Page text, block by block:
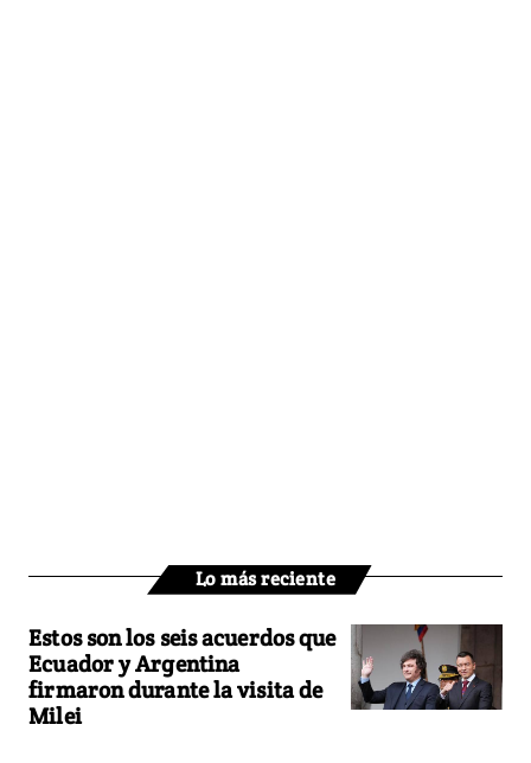
Lo más reciente
Estos son los seis acuerdos que
Ecuador y Argentina
firmaron durante la visita de
Milei